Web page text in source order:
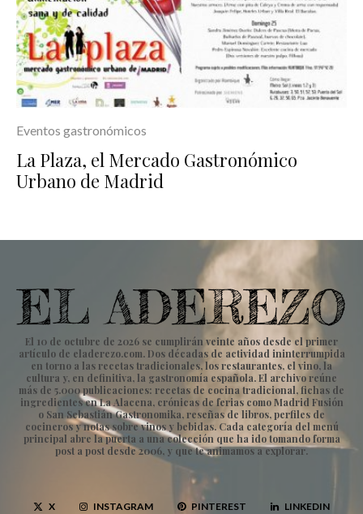
Eventos gastronómicos
La Plaza, el Mercado Gastronómico
Urbano de Madrid
El 10 de octubre de 2026 se cumplirán veinte años desde el primer
artículo de eladerezo.com. Dos décadas de actividad ininterrumpida
en torno a las recetas tradicionales, los restaurantes, el vino, la
cultura y, en definitiva, la gastronomía española. El archivo reúne
más de 5.000 publicaciones: recetas de cocina tradicional, fichas de
ingredientes en La Alacena, crónicas de ferias como Madrid Fusión
o San Sebastián Gastronomika, reseñas de libros, perfiles de
cocineros y notas sobre vinos y bebidas. Cada categoría del menú
principal abre la puerta a una colección que ha ido tomando forma
post a post desde 2006, y que te animamos a explorar.
X INSTAGRAM PINTEREST LINKEDIN